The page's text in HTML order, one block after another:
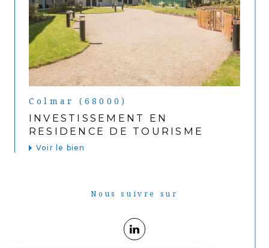
Colmar (68000)
INVESTISSEMENT EN
RESIDENCE DE TOURISME
Voir le bien
Nous suivre sur